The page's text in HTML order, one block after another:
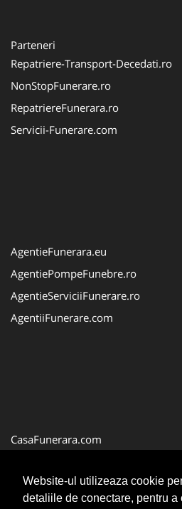
Website-ul utilizeaza cookie
detaliile de conectare, pentru a
Parteneri
Repatriere-Transport-Decedati.ro
NonStopFunerare.ro
RepatriereFunerara.ro
Servicii-Funerare.com
AgentieFunerara.eu
AgentiePompeFunebre.ro
AgentieServiciiFunerare.ro
AgentiiFunerare.com
CasaFunerara.com
Firma-Servicii-Funerare.ro
ParastasesiPomeni.ro